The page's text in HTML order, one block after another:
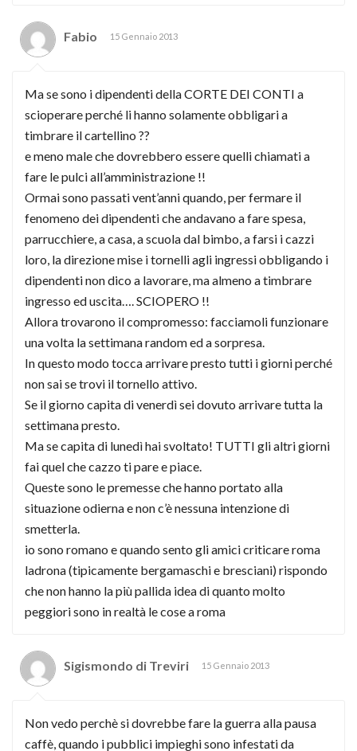
Fabio 15 Gennaio 2013
Ma se sono i dipendenti della CORTE DEI CONTI a
scioperare perché li hanno solamente obbligari a
timbrare il cartellino ??
e meno male che dovrebbero essere quelli chiamati a
fare le pulci all’amministrazione !!
Ormai sono passati vent’anni quando, per fermare il
fenomeno dei dipendenti che andavano a fare spesa,
parrucchiere, a casa, a scuola dal bimbo, a farsi i cazzi
loro, la direzione mise i tornelli agli ingressi obbligando i
dipendenti non dico a lavorare, ma almeno a timbrare
ingresso ed uscita…. SCIOPERO !!
Allora trovarono il compromesso: facciamoli funzionare
una volta la settimana random ed a sorpresa.
In questo modo tocca arrivare presto tutti i giorni perché
non sai se trovi il tornello attivo.
Se il giorno capita di venerdì sei dovuto arrivare tutta la
settimana presto.
Ma se capita di lunedì hai svoltato! TUTTI gli altri giorni
fai quel che cazzo ti pare e piace.
Queste sono le premesse che hanno portato alla
situazione odierna e non c’è nessuna intenzione di
smetterla.
io sono romano e quando sento gli amici criticare roma
ladrona (tipicamente bergamaschi e bresciani) rispondo
che non hanno la più pallida idea di quanto molto
peggiori sono in realtà le cose a roma
Sigismondo di Treviri 15 Gennaio 2013
Non vedo perchè si dovrebbe fare la guerra alla pausa
caffè, quando i pubblici impieghi sono infestati da